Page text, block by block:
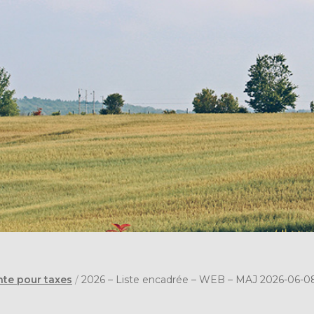
pour taxes / 2026 – Liste encadrée – WEB – MAJ 2026-06-